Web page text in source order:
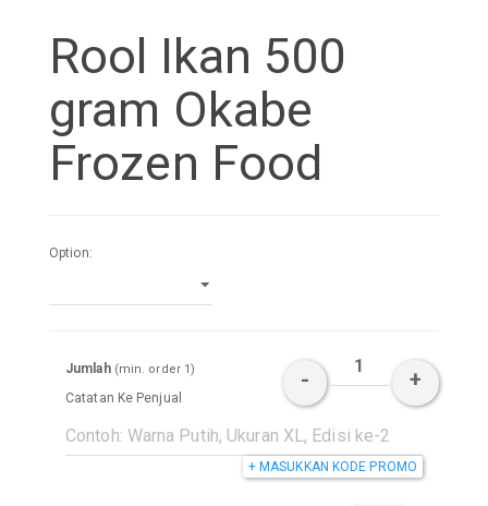
Rool Ikan 500
gram Okabe
Frozen Food
Option:
Jumlah (min. order 1) - +
Catatan Ke Penjual
+ MASUKKAN KODE PROMO